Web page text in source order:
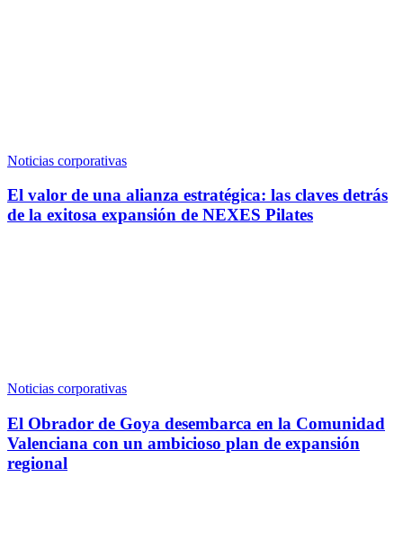
Noticias corporativas
El valor de una alianza estratégica: las claves detrás
de la exitosa expansión de NEXES Pilates
Noticias corporativas
El Obrador de Goya desembarca en la Comunidad
Valenciana con un ambicioso plan de expansión
regional